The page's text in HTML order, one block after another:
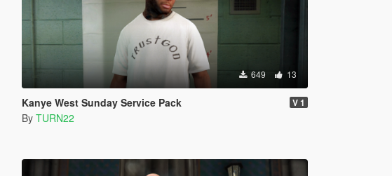
649 13
Kanye West Sunday Service Pack V 1
By TURN22